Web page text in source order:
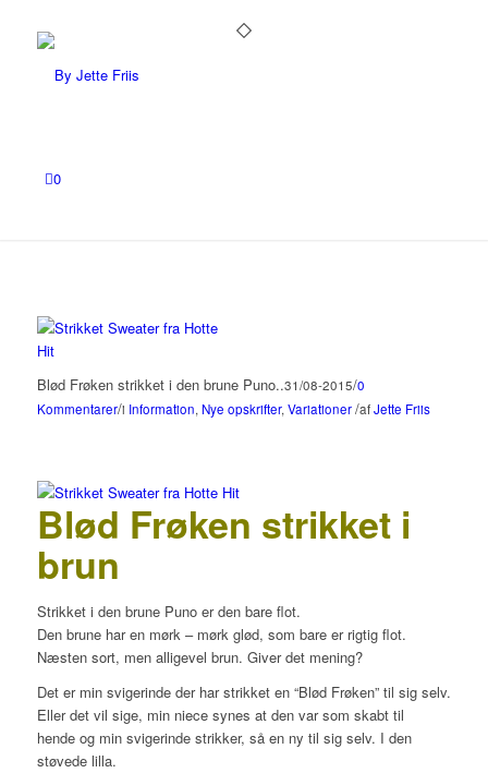
0
Blød Frøken strikket i den brune Puno..31/08-2015/0
Kommentarer/i Information, Nye opskrifter, Variationer /afJette Friis
Blød Frøken strikket i
brun
Strikket i den brune Puno er den bare flot.
Den brune har en mørk – mørk glød, som bare er rigtig flot.
Næsten sort, men alligevel brun. Giver det mening?
Det er min svigerinde der har strikket en “Blød Frøken” til sig selv.
Eller det vil sige, min niece synes at den var som skabt til
hende og min svigerinde strikker, så en ny til sig selv. I den
støvede lilla.